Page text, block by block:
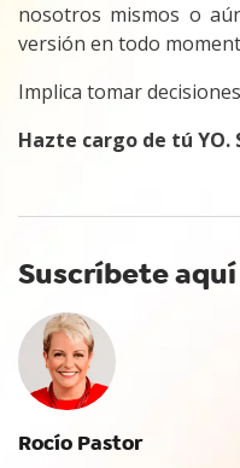
nosotros mismos o
versión en todo
Implica tomar
Hazte cargo de tú YO.
Suscríbete aquí
Rocío Pastor